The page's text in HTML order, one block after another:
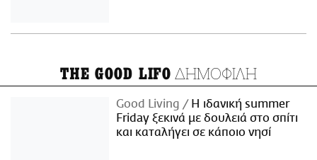
THE GOOD LIFO ΔΗΜΟΦΙΛΗ
Good Living
Η ιδανική summer
Friday ξεκινά με δουλειά στο σπίτι
και καταλήγει σε κάποιο νησί